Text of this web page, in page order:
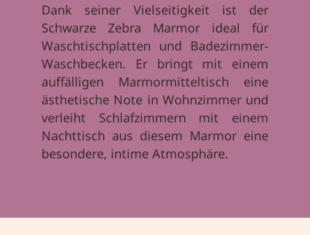
Dank seiner Vielseitigkeit ist der
Schwarze Zebra Marmor ideal für
Waschtischplatten und Badezimmer-
Waschbecken. Er bringt mit einem
auffälligen Marmormitteltisch eine
ästhetische Note in Wohnzimmer und
verleiht Schlafzimmern mit einem
Nachttisch aus diesem Marmor eine
besondere, intime Atmosphäre.